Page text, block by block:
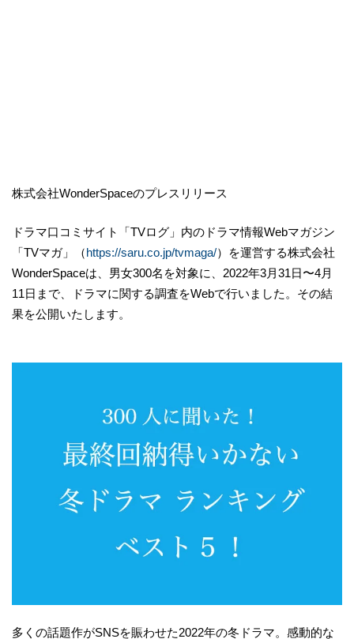
株式会社WonderSpaceのプレスリリース
ドラマ口コミサイト「TVログ」内のドラマ情報Webマガジン
「TVマガ」（https://saru.co.jp/tvmaga/）を運営する株式会社
WonderSpaceは、男女300名を対象に、2022年3月31日〜4月
11日まで、ドラマに関する調査をWebで行いました。その結
果を公開いたします。
多くの話題作がSNSを賑わせた2022年の冬ドラマ。感動的な